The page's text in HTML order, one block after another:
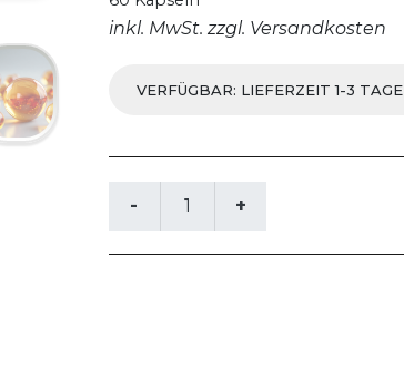
inkl. MwSt. zzgl. Versandkosten
VERFÜGBAR: LIEFERZEIT 1-3 TAGE